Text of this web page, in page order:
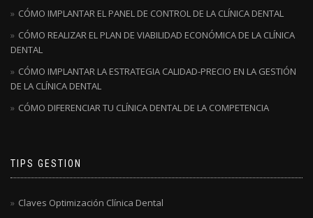
CÓMO IMPLANTAR EL PANEL DE CONTROL DE LA CLÍNICA DENTAL
CÓMO REALIZAR EL PLAN DE VIABILIDAD ECONÓMICA DE LA CLÍNICA
DENTAL
CÓMO IMPLANTAR LA ESTRATEGIA CALIDAD-PRECIO EN LA GESTIÓN
DE LA CLÍNICA DENTAL
CÓMO DIFERENCIAR TU CLÍNICA DENTAL DE LA COMPETENCIA
TIPS GESTION
Claves Optimización Clínica Dental